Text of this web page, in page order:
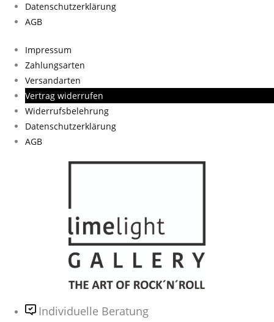
Datenschutzerklärung
AGB
Impressum
Zahlungsarten
Versandarten
Vertrag widerrufen
Widerrufsbelehrung
Datenschutzerklärung
AGB
Individuelle Beratung